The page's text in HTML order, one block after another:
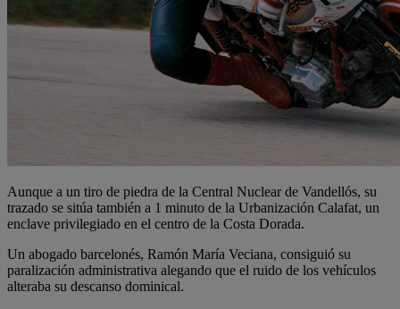
Aunque a un tiro de piedra de la Central Nuclear de Vandellós, su
trazado se sitúa también a 1 minuto de la Urbanización Calafat, un
enclave privilegiado en el centro de la Costa Dorada.
Un abogado barcelonés, Ramón María Veciana, consiguió su
paralización administrativa alegando que el ruido de los vehículos
alteraba su descanso dominical.